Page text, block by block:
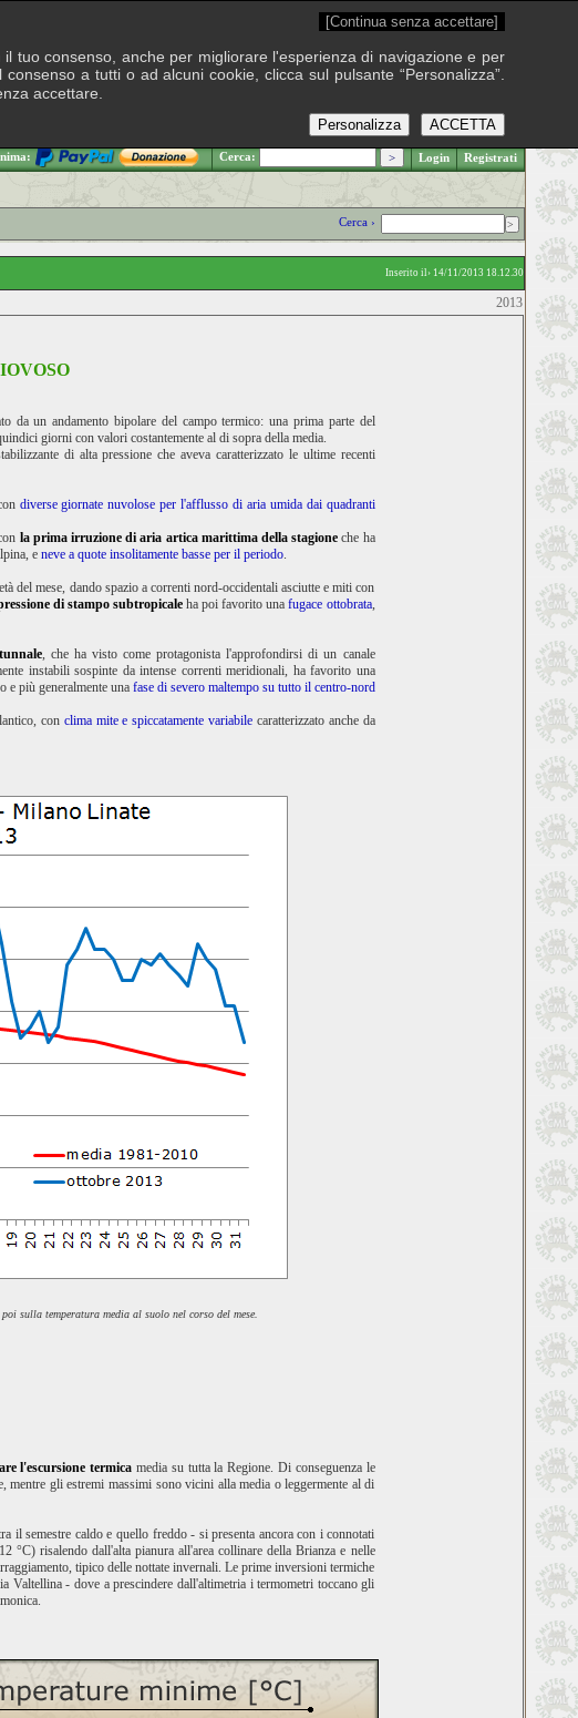
.: Giovedì 6 agosto 2026
Cerca: Login Registrati
Cerca ›
Inserito il› 14/11/2013 18.12.30
2013
da un andamento bipolare del campo termico: una prima parte del
giorni con valori costantemente al di sopra della media.
di alta pressione che aveva caratterizzato le ultime recenti
diverse giornate nuvolose per l'afflusso di aria umida dai quadranti
la prima irruzione di aria artica marittima della stagione che ha
e neve a quote insolitamente basse per il periodo.
del mese, dando spazio a correnti nord-occidentali asciutte e miti con
di stampo subtropicaleha poi favorito unafugace ottobrata,
, che ha visto come protagonista l'approfondirsi di un canale
instabili sospinte da intense correnti meridionali, ha favorito una
e più generalmente una fase di severo maltempo su tutto il centro-nord
con clima mite e spiccatamente variabile caratterizzato anche da
sulla temperatura media al suolo nel corso del mese.
l'escursione termica media su tutta la Regione. Di conseguenza le
mentre gli estremi massimi sono vicini alla media o leggermente al di
il semestre caldo e quello freddo - si presenta ancora con i connotati
°C) risalendo dall'alta pianura all'area collinare della Brianza e nelle
tipico delle nottate invernali. Le prime inversioni termiche
Valtellina - dove a prescindere dall'altimetria i termometri toccano gli
[Continua senza accettare]
tuo consenso, anche per migliorare l'esperienza di navigazione e per
a tutti o ad alcuni cookie, clicca sul pulsante “Personalizza”.
accettare.
ACCETTA
Personalizza